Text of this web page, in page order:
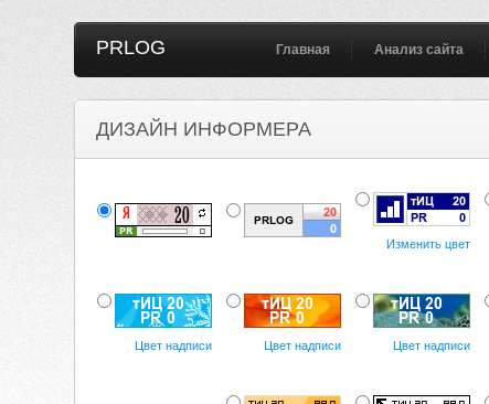
PRLOG Главная Анализ сайта
ДИЗАЙН ИНФОРМЕРА
Изменить цвет
Цвет надписи Цвет надписи Цвет надписи